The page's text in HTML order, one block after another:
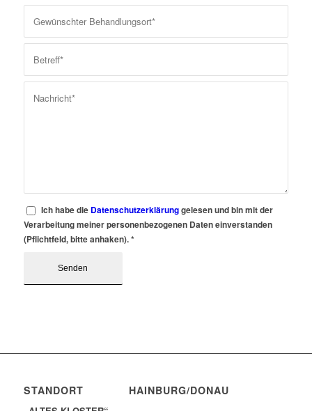
Ich habe die Datenschutzerklärunggelesen und bin mit der
Verarbeitung meiner personenbezogenen Daten einverstanden
(Pflichtfeld, bitte anhaken).*
STANDORT HAINBURG/DONAU